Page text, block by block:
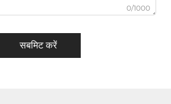
0/1000
सबमिट करें